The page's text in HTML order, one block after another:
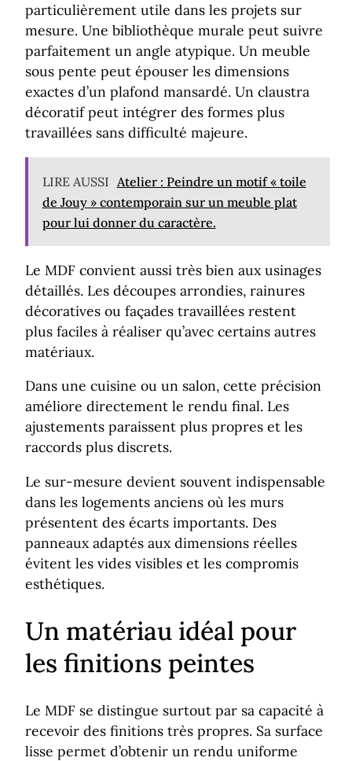
particulièrement utile dans les projets sur
mesure. Une bibliothèque murale peut suivre
parfaitement un angle atypique. Un meuble
sous pente peut épouser les dimensions
exactes d’un plafond mansardé. Un claustra
décoratif peut intégrer des formes plus
travaillées sans difficulté majeure.
LIRE AUSSI Atelier : Peindre un motif « toile
de Jouy » contemporain sur un meuble plat
pour lui donner du caractère.
Le MDF convient aussi très bien aux usinages
détaillés. Les découpes arrondies, rainures
décoratives ou façades travaillées restent
plus faciles à réaliser qu’avec certains autres
matériaux.
Dans une cuisine ou un salon, cette précision
améliore directement le rendu final. Les
ajustements paraissent plus propres et les
raccords plus discrets.
Le sur-mesure devient souvent indispensable
dans les logements anciens où les murs
présentent des écarts importants. Des
panneaux adaptés aux dimensions réelles
évitent les vides visibles et les compromis
esthétiques.
Un matériau idéal pour
les finitions peintes
Le MDF se distingue surtout par sa capacité à
recevoir des finitions très propres. Sa surface
lisse permet d’obtenir un rendu uniforme